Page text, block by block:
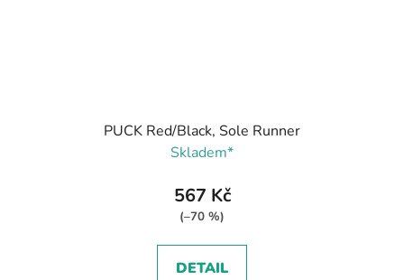
PUCK Red/Black, Sole Runner
Skladem*
567 Kč
(–70 %)
DETAIL